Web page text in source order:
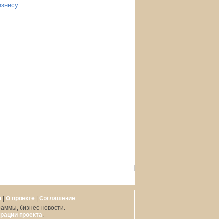
| О проекте | Cоглашение
бизнес-новости.
проекта